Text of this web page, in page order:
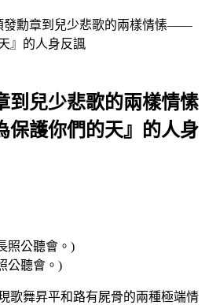
發勳章到兒少悲歌的兩樣情愫——
』的人身反諷
到兒少悲歌的兩樣情愫
護你們的天』的人身
公聽會。)
歌舞昇平和路有屍骨的兩種極端情